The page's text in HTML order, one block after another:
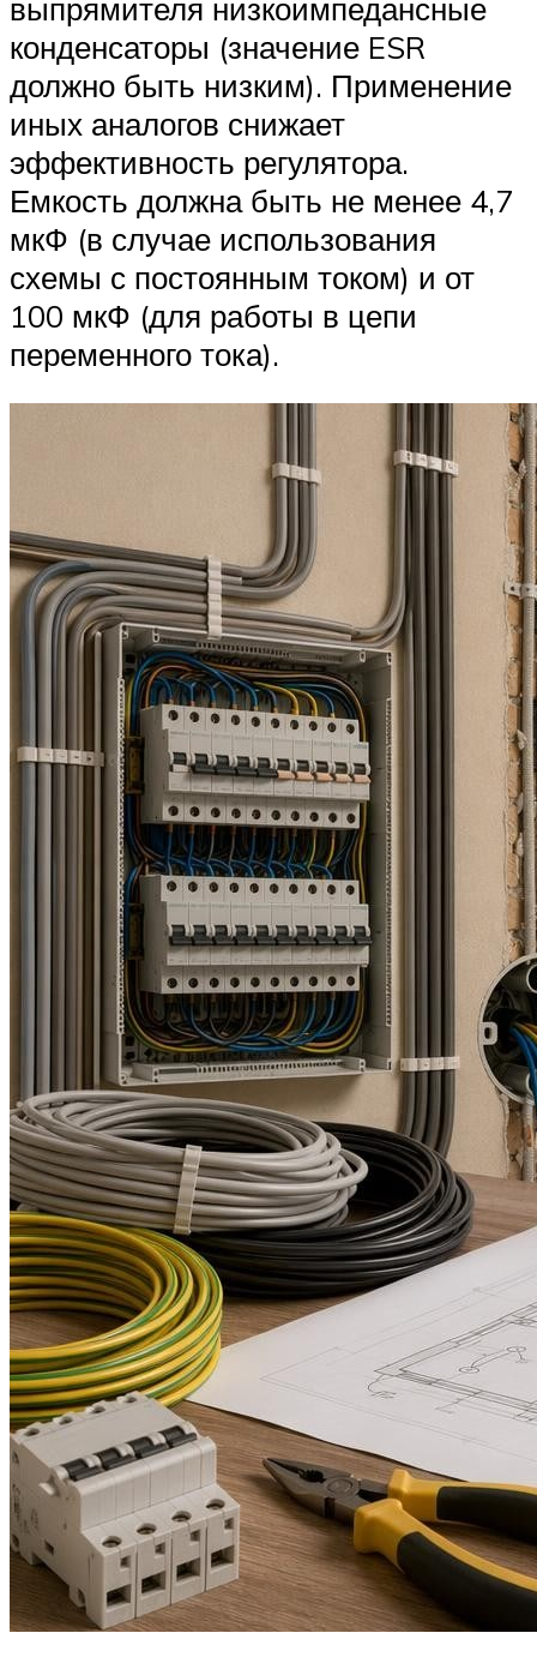
выпрямителя низкоимпедансные
конденсаторы (значение ESR
должно быть низким). Применение
иных аналогов снижает
эффективность регулятора.
Емкость должна быть не менее 4,7
мкФ (в случае использования
схемы с постоянным током) и от
100 мкФ (для работы в цепи
переменного тока).